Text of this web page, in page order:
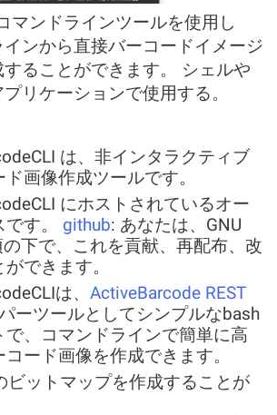
マンドラインツールを使用し
ンから直接バーコードイメージ
ることができます。 シェルや
リケーションで使用する。
は、非インタラクティブ
画像作成ツールです。
にホストされているオー
す。 github: あなたは、GNU
の下で、これを貢献、再配布、改
できます。
は、 ActiveBarcode REST
ーツールとしてシンプルなbash
で、コマンドラインで簡単に高
ード画像を作成できます。
ビットマップを作成することが